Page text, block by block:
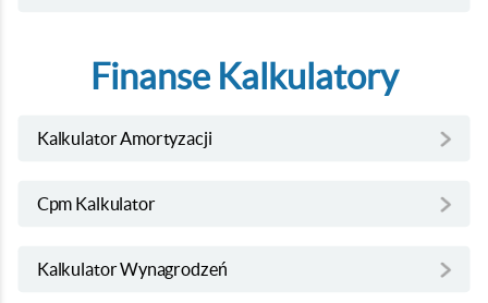
Finanse Kalkulatory
Kalkulator Amortyzacji
Cpm Kalkulator
Kalkulator Wynagrodzeń